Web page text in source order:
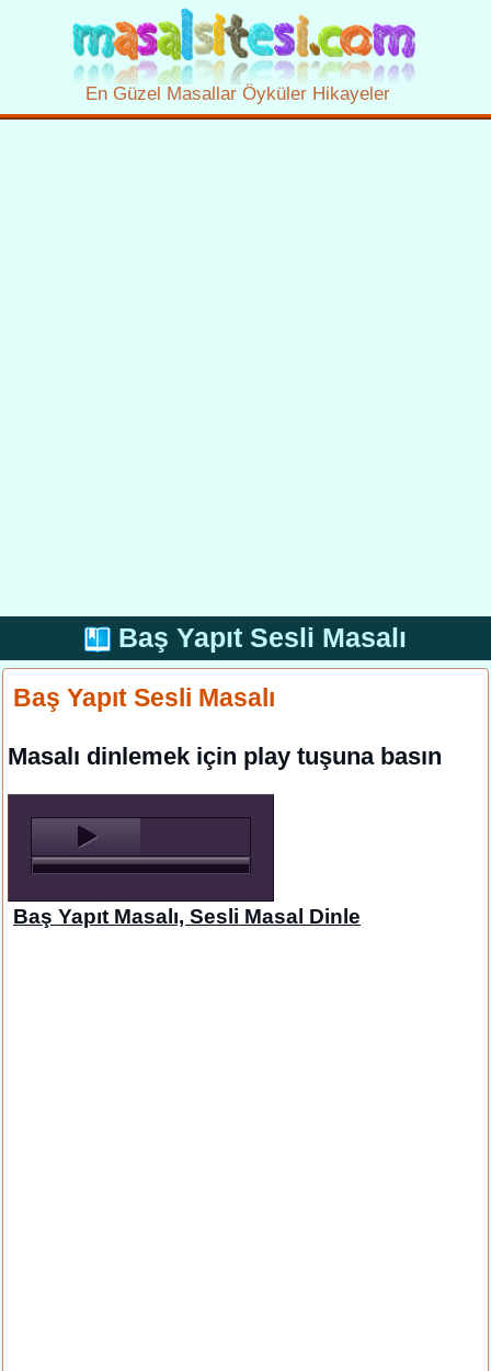
En Güzel Masallar Öyküler Hikayeler
Baş Yapıt Sesli Masalı
Baş Yapıt Sesli Masalı
Masalı dinlemek için play tuşuna basın
Baş Yapıt Masalı, Sesli Masal Dinle